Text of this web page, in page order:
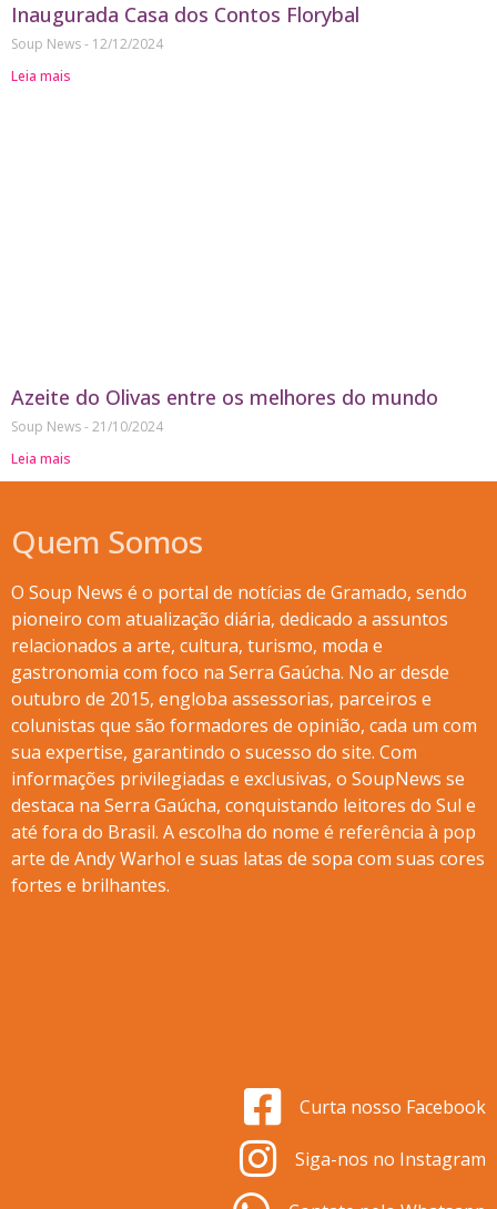
Inaugurada Casa dos Contos Florybal
Soup News
12/12/2024
Leia mais
Azeite do Olivas entre os melhores do mundo
Soup News 21/10/2024
Leia mais
Quem Somos
O Soup News é o portal de notícias de Gramado, sendo
pioneiro com atualização diária, dedicado a assuntos
relacionados a arte, cultura, turismo, moda e
gastronomia com foco na Serra Gaúcha. No ar desde
outubro de 2015, engloba assessorias, parceiros e
colunistas que são formadores de opinião, cada um com
sua expertise, garantindo o sucesso do site. Com
informações privilegiadas e exclusivas, o SoupNews se
destaca na Serra Gaúcha, conquistando leitores do Sul e
até fora do Brasil. A escolha do nome é referência à pop
arte de Andy Warhol e suas latas de sopa com suas cores
fortes e brilhantes.
Curta nosso Facebook
Siga-nos no Instagram